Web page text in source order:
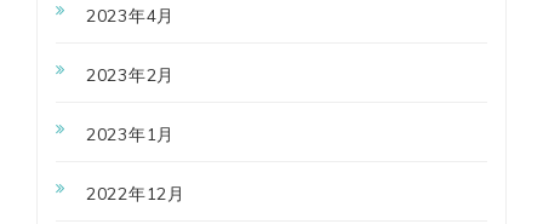
2023年4月
2023年2月
2023年1月
2022年12月